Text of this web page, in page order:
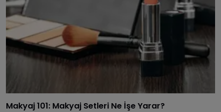
Makyaj 101: Makyaj Setleri Ne İşe Yarar?